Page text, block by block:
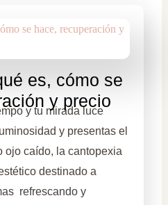
es, cómo se
y precio
y tu mirada luce
y presentas el
ojo caído, la cantopexia
destinado a
refrescando y